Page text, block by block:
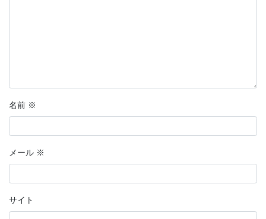
名前 ※
メール ※
サイト